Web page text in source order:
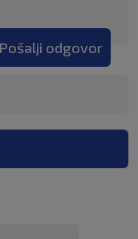
Pošalji odgovor